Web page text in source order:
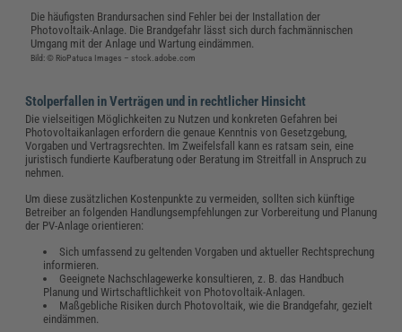
Die häufigsten Brandursachen sind Fehler bei der Installation der
Photovoltaik-Anlage. Die Brandgefahr lässt sich durch fachmännischen
Umgang mit der Anlage und Wartung eindämmen.
Bild: © RioPatuca Images – stock.adobe.com
Stolperfallen in Verträgen und in rechtlicher Hinsicht
Die vielseitigen Möglichkeiten zu Nutzen und konkreten Gefahren bei
Photovoltaikanlagen erfordern die genaue Kenntnis von Gesetzgebung,
Vorgaben und Vertragsrechten. Im Zweifelsfall kann es ratsam sein, eine
juristisch fundierte Kaufberatung oder Beratung im Streitfall in Anspruch zu
nehmen.
Um diese zusätzlichen Kostenpunkte zu vermeiden, sollten sich künftige
Betreiber an folgenden Handlungsempfehlungen zur Vorbereitung und Planung
der PV-Anlage orientieren:
Sich umfassend zu geltenden Vorgaben und aktueller Rechtsprechung
informieren.
Geeignete Nachschlagewerke konsultieren, z. B. das Handbuch
Planung und Wirtschaftlichkeit von Photovoltaik-Anlagen.
Maßgebliche Risiken durch Photovoltaik, wie die Brandgefahr, gezielt
eindämmen.